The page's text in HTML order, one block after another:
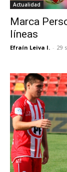
Actualidad
Marca
líneas
Efraín Leiva I. - 29